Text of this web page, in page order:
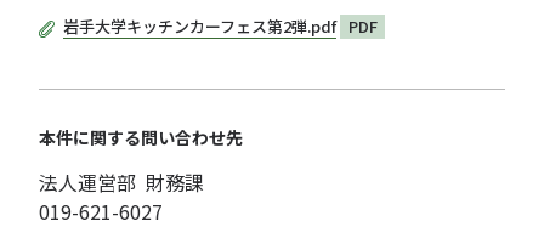
岩手大学キッチンカーフェス第2弾.pdf PDF
本件に関する問い合わせ先
法人運営部 財務課
019-621-6027